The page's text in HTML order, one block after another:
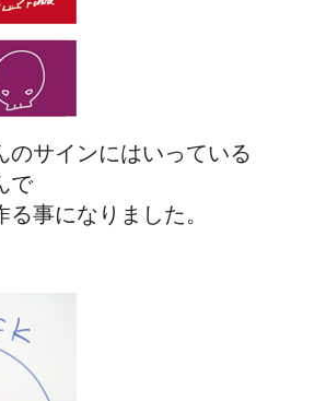
のサインにはいっている
で
事になりました。